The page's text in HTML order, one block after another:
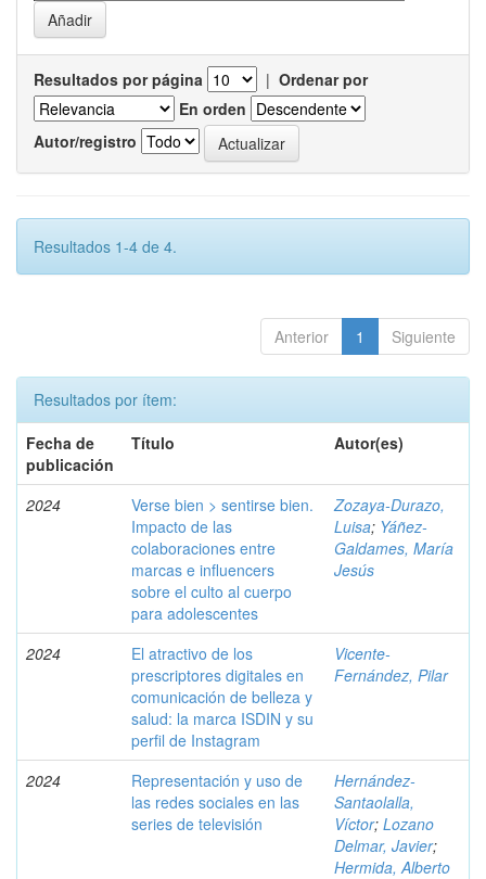
Resultados por página | Ordenar por
En orden
Autor/registro
Resultados 1-4 de 4.
Anterior 1 Siguiente
Resultados por ítem:
Fecha de
publicación
Título Autor(es)
2024
Verse bien > sentirse bien.
Impacto de las
colaboraciones entre
marcas e influencers
sobre el culto al cuerpo
para adolescentes
Zozaya-Durazo,
Luisa; Yáñez-
Galdames, María
Jesús
2024
El atractivo de los
prescriptores digitales en
comunicación de belleza y
salud: la marca ISDIN y su
perfil de Instagram
Vicente-
Fernández, Pilar
2024
Representación y uso de
las redes sociales en las
series de televisión
Hernández-
Santaolalla,
Víctor; Lozano
Delmar, Javier;
Hermida, Alberto